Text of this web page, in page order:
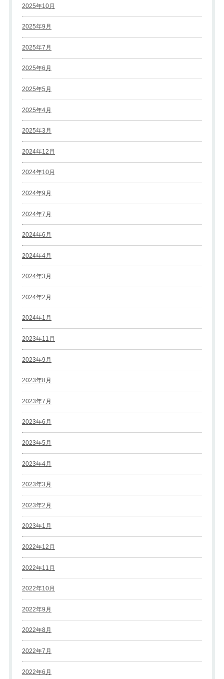
2025年10月
2025年9月
2025年7月
2025年6月
2025年5月
2025年4月
2025年3月
2024年12月
2024年10月
2024年9月
2024年7月
2024年6月
2024年4月
2024年3月
2024年2月
2024年1月
2023年11月
2023年9月
2023年8月
2023年7月
2023年6月
2023年5月
2023年4月
2023年3月
2023年2月
2023年1月
2022年12月
2022年11月
2022年10月
2022年9月
2022年8月
2022年7月
2022年6月